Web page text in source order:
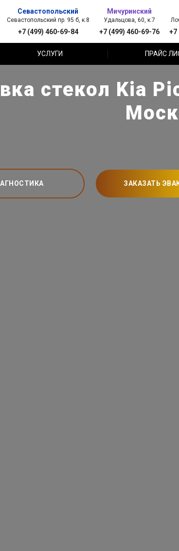
Севастопольский
Севастопольский пр. 95 б, к.8
+7 (499) 460-69-84
Мичуринский
Удальцова, 60, к.7
+7 (499) 460-69-76 +7
УСЛУГИ ПРАЙС
стекол Kia
ЗАКАЗАТЬ